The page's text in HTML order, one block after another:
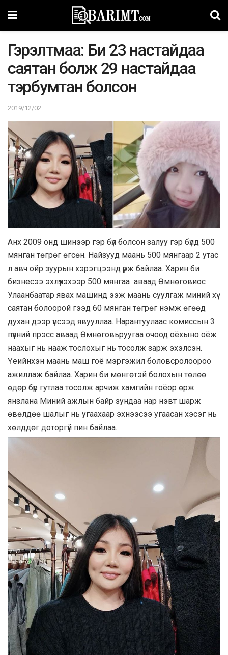
Гэрэлтмаа: Би 23 настайдаа
саятан болж 29 настайдаа
тэрбумтан болсон
2019/12/02
Анх 2009 онд шинээр гэр бүл болсон залуу гэр бүлд 500
мянган төгрөг өгсөн. Найзууд маань 500 мянгаар 2 утас
л авч ойр зуурын хэрэгцээнд үрж байлаа. Харин би
бизнесээ эхлүүлэхээр 500 мянгаа аваад Өмнөговиос
Улаанбаатар явах машинд ээж маань суулгаж миний хүү
саятан болоорой гээд 60 мянган төгрөг нэмж өгөөд
духан дээр үнсээд явууллаа. Нарантуулаас комиссын 3
пүүзний прэсс аваад Өмнөговьруугаа очоод оёхыно оёж
наахыг нь нааж тослохыг нь тосолж зарж эхэлсэн.
Үеийнхэн маань маш гоё мэргэжил боловсролоороо
ажиллаж байлаа. Харин би мөнгөтэй болохын төлөө
өдөр бүр гутлаа тосолж арчиж хамгийн гоёор өрж
янзлана Миний ажлын байр зундаа нар нэвт шарж
өвөлдөө шалыг нь угаахаар эхнээсээ угаасан хэсэг нь
хөлддөг доторгүй пин байлаа.